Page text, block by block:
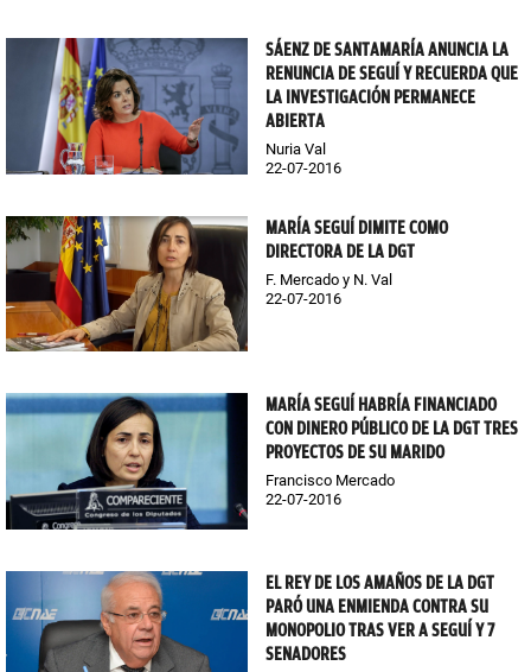
SÁENZ DE SANTAMARÍA ANUNCIA LA
RENUNCIA DE SEGUÍ Y RECUERDA QUE
LA INVESTIGACIÓN PERMANECE
ABIERTA
Nuria Val
22-07-2016
MARÍA SEGUÍ DIMITE COMO
DIRECTORA DE LA DGT
F. Mercado y N. Val
22-07-2016
MARÍA SEGUÍ HABRÍA FINANCIADO
CON DINERO PÚBLICO DE LA DGT TRES
PROYECTOS DE SU MARIDO
Francisco Mercado
22-07-2016
EL REY DE LOS AMAÑOS DE LA DGT
PARÓ UNA ENMIENDA CONTRA SU
MONOPOLIO TRAS VER A SEGUÍ Y 7
SENADORES